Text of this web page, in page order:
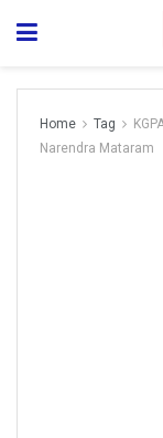
Home Tag
Narendra Mataram